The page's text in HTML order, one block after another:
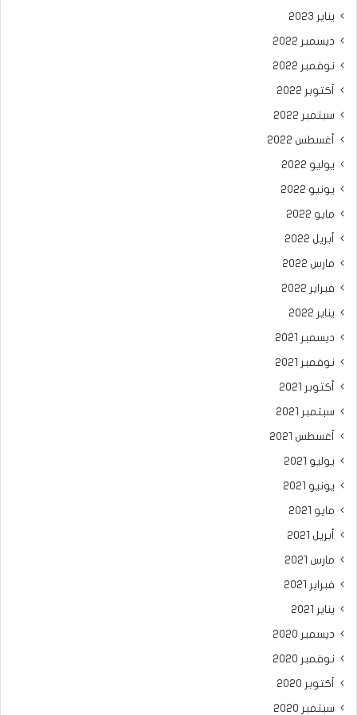
يناير 2023
ديسمبر 2022
نوفمبر 2022
أكتوبر 2022
سبتمبر 2022
أغسطس 2022
يوليو 2022
يونيو 2022
مايو 2022
أبريل 2022
مارس 2022
فبراير 2022
يناير 2022
ديسمبر 2021
نوفمبر 2021
أكتوبر 2021
سبتمبر 2021
أغسطس 2021
يوليو 2021
يونيو 2021
مايو 2021
أبريل 2021
مارس 2021
فبراير 2021
يناير 2021
ديسمبر 2020
نوفمبر 2020
أكتوبر 2020
سبتمبر 2020